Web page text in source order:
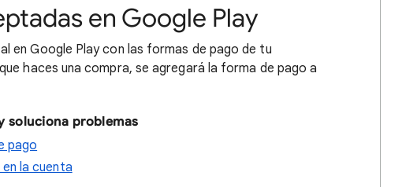
en Google Play
en Google Play con las formas de pago de tu
haces una compra, se agregará la forma de pago a
soluciona problemas
pago
la cuenta